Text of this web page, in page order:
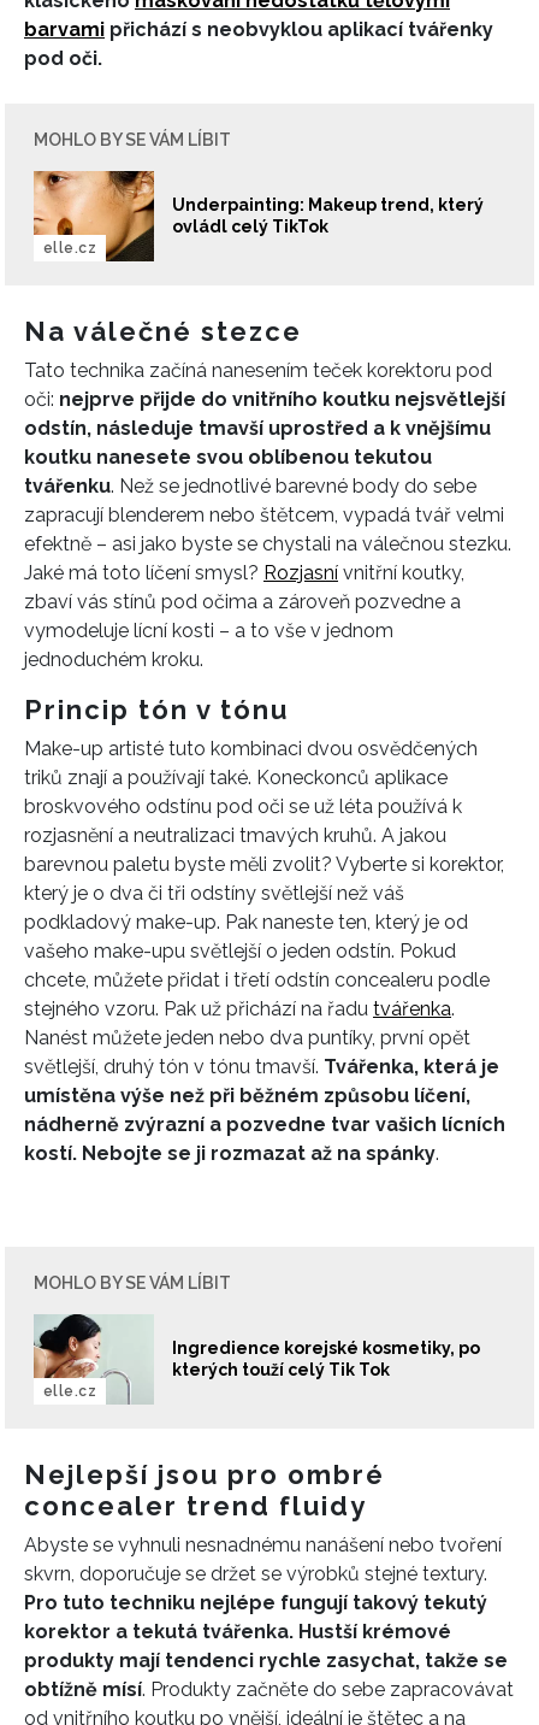
barvami přichází s neobvyklou aplikací tvářenky
pod oči.
MOHLO BY SE VÁM LÍBIT
Underpainting: Makeup trend, který
ovládl celý TikTok
elle.cz
Na válečné stezce
Tato technika začíná nanesením teček korektoru pod
oči: nejprve přijde do vnitřního koutku nejsvětlejší
odstín, následuje tmavší uprostřed a k vnějšímu
koutku nanesete svou oblíbenou tekutou
tvářenku. Než se jednotlivé barevné body do sebe
zapracují blenderem nebo štětcem, vypadá tvář velmi
efektně – asi jako byste se chystali na válečnou stezku.
Jaké má toto líčení smysl? Rozjasní vnitřní koutky,
zbaví vás stínů pod očima a zároveň pozvedne a
vymodeluje lícní kosti – a to vše v jednom
jednoduchém kroku.
Princip tón v tónu
Make-up artisté tuto kombinaci dvou osvědčených
triků znají a používají také. Koneckonců aplikace
broskvového odstínu pod oči se už léta používá k
rozjasnění a neutralizaci tmavých kruhů. A jakou
barevnou paletu byste měli zvolit? Vyberte si korektor,
který je o dva či tři odstíny světlejší než váš
podkladový make-up. Pak naneste ten, který je od
vašeho make-upu světlejší o jeden odstín. Pokud
chcete, můžete přidat i třetí odstín concealeru podle
stejného vzoru. Pak už přichází na řadu tvářenka.
Nanést můžete jeden nebo dva puntíky, první opět
světlejší, druhý tón v tónu tmavší. Tvářenka, která je
umístěna výše než při běžném způsobu líčení,
nádherně zvýrazní a pozvedne tvar vašich lícních
kostí. Nebojte se ji rozmazat až na spánky.
MOHLO BY SE VÁM LÍBIT
Ingredience korejské kosmetiky, po
kterých touží celý Tik Tok
elle.cz
Nejlepší jsou pro ombré
concealer trend fluidy
Abyste se vyhnuli nesnadnému nanášení nebo tvoření
skvrn, doporučuje se držet se výrobků stejné textury.
Pro tuto techniku nejlépe fungují takový tekutý
korektor a tekutá tvářenka. Hustší krémové
produkty mají tendenci rychle zasychat, takže se
obtížně mísí. Produkty začněte do sebe zapracovávat
od vnitřního koutku po vnější, ideální je štětec a na